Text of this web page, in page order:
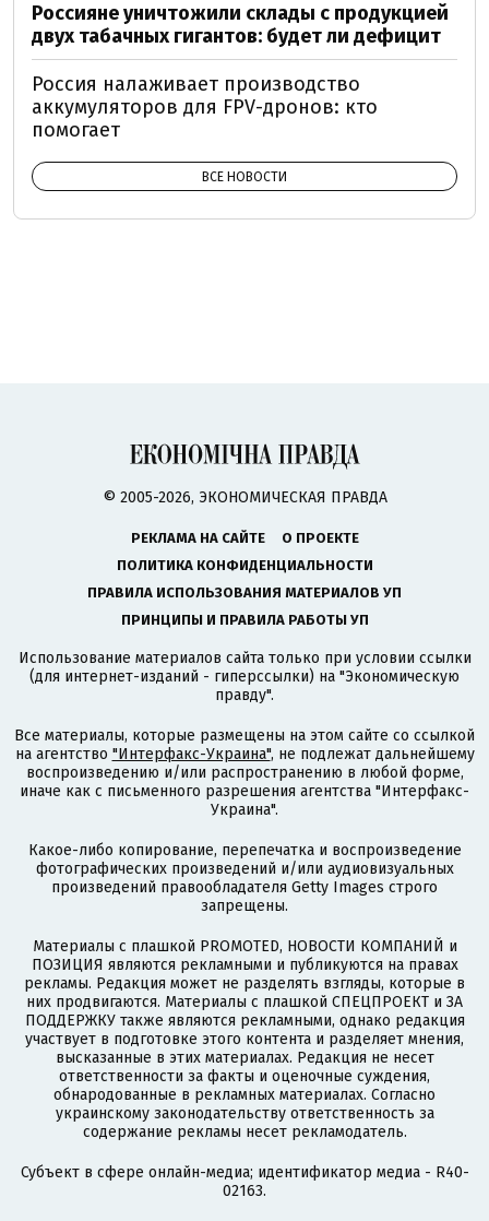
Россияне уничтожили склады с продукцией
двух табачных гигантов: будет ли дефицит
Россия налаживает производство
аккумуляторов для FPV-дронов: кто
помогает
ВСЕ НОВОСТИ
© 2005-2026, ЭКОНОМИЧЕСКАЯ ПРАВДА
РЕКЛАМА НА САЙТЕ
О ПРОЕКТЕ
ПОЛИТИКА КОНФИДЕНЦИАЛЬНОСТИ
ПРАВИЛА ИСПОЛЬЗОВАНИЯ МАТЕРИАЛОВ УП
ПРИНЦИПЫ И ПРАВИЛА РАБОТЫ УП
Использование материалов сайта только при условии ссылки
(для интернет-изданий - гиперссылки) на "Экономическую
правду".
Все материалы, которые размещены на этом сайте со ссылкой
на агентство "Интерфакс-Украина", не подлежат дальнейшему
воспроизведению и/или распространению в любой форме,
иначе как с письменного разрешения агентства "Интерфакс-
Украина".
Какое-либо копирование, перепечатка и воспроизведение
фотографических произведений и/или аудиовизуальных
произведений правообладателя Getty Images строго
запрещены.
Материалы с плашкой PROMOTED, НОВОСТИ КОМПАНИЙ и
ПОЗИЦИЯ являются рекламными и публикуются на правах
рекламы. Редакция может не разделять взгляды, которые в
них продвигаются. Материалы с плашкой СПЕЦПРОЕКТ и ЗА
ПОДДЕРЖКУ также являются рекламными, однако редакция
участвует в подготовке этого контента и разделяет мнения,
высказанные в этих материалах. Редакция не несет
ответственности за факты и оценочные суждения,
обнародованные в рекламных материалах. Согласно
украинскому законодательству ответственность за
содержание рекламы несет рекламодатель.
Субъект в сфере онлайн-медиа; идентификатор медиа - R40-
02163.